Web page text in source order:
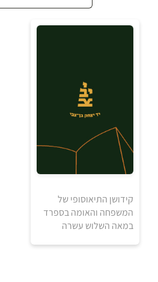
קידושן התיאוסופי של
המשפחה והאומה בספרד
במאה השלוש עשרה